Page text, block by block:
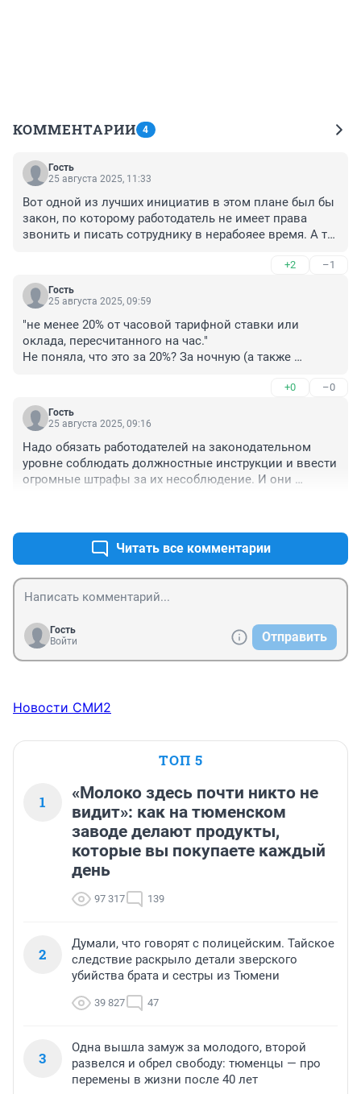
КОММЕНТАРИИ 4
Гость
25 августа 2025, 11:33
Вот одной из лучших инициатив в этом плане был бы
закон, по которому работодатель не имеет права
звонить и писать сотруднику в нерабояее время. А то
накидают задач, а потом еще и возмущаются, почему
не читаем. Штрафовать надо за такое как
организацию, так и лично начальника, который так
рублей за каждое сообщение или звонок в нерабочее
время!
+2 –1
Гость
25 августа 2025, 09:59
"не менее 20% от часовой тарифной ставки или
оклада, пересчитанного на час."
Не поняла, что это за 20%? За ночную (а также
+0 –0
Гость
25 августа 2025, 09:16
Надо обязать работодателей на законодательном
уровне соблюдать должностные инструкции и ввести
огромные штрафы за их несоблюдение. И они
положено и то, что сотрудник по должности ну никак
не должен выполнять, а они все равно включают в
инструкции и потом требуют выполнения.
Читать все комментарии
Гость
Войти
Отправить
Новости СМИ2
ТОП 5
1
«Молоко здесь почти никто не
видит»: как на тюменском
заводе делают продукты,
которые вы покупаете каждый
день
97 317 139
2
Думали, что говорят с полицейским. Тайское
следствие раскрыло детали зверского
убийства брата и сестры из Тюмени
39 827 47
3
Одна вышла замуж за молодого, второй
развелся и обрел свободу: тюменцы — про
перемены в жизни после 40 лет